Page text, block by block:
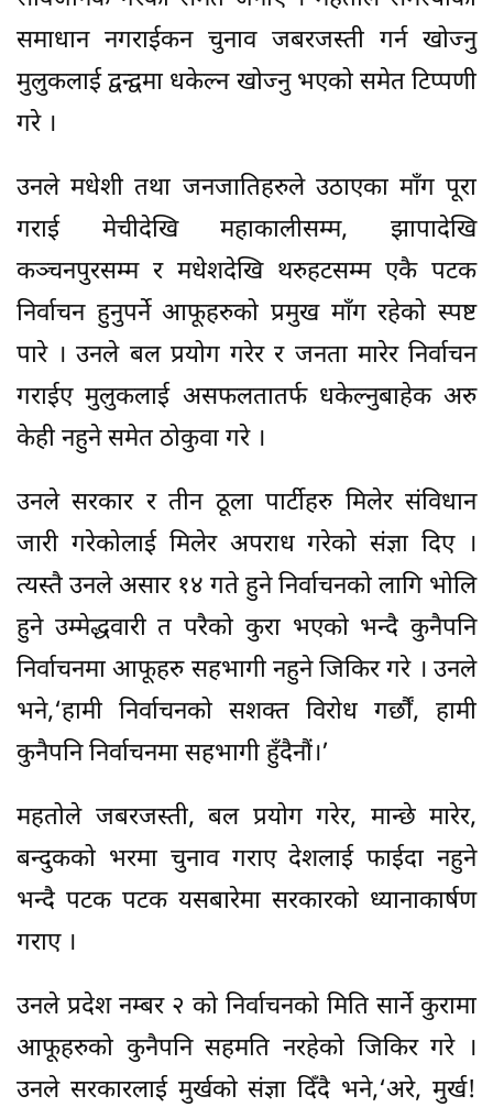
समाधान नगराईकन चुनाव जबरजस्ती गर्न खोज्नु
मुलुकलाई द्वन्द्वमा धकेल्न खोज्नु भएको समेत टिप्पणी
गरे ।
उनले मधेशी तथा जनजातिहरुले उठाएका माँग पूरा
गराई मेचीदेखि महाकालीसम्म, झापादेखि
कञ्चनपुरसम्म र मधेशदेखि थरुहटसम्म एकै पटक
निर्वाचन हुनुपर्ने आफूहरुको प्रमुख माँग रहेको स्पष्ट
पारे । उनले बल प्रयोग गरेर र जनता मारेर निर्वाचन
गराईए मुलुकलाई असफलतातर्फ धकेल्नुबाहेक अरु
केही नहुने समेत ठोकुवा गरे ।
उनले सरकार र तीन ठूला पार्टीहरु मिलेर संविधान
जारी गरेकोलाई मिलेर अपराध गरेको संज्ञा दिए ।
त्यस्तै उनले असार १४ गते हुने निर्वाचनको लागि भोलि
हुने उम्मेद्धवारी त परैको कुरा भएको भन्दै कुनैपनि
निर्वाचनमा आफूहरु सहभागी नहुने जिकिर गरे । उनले
भने,‘हामी निर्वाचनको सशक्त विरोध गर्छौं, हामी
कुनैपनि निर्वाचनमा सहभागी हुँदैनौं।’
महतोले जबरजस्ती, बल प्रयोग गरेर, मान्छे मारेर,
बन्दुकको भरमा चुनाव गराए देशलाई फाईदा नहुने
भन्दै पटक पटक यसबारेमा सरकारको ध्यानाकार्षण
गराए ।
उनले प्रदेश नम्बर २ को निर्वाचनको मिति सार्ने कुरामा
आफूहरुको कुनैपनि सहमति नरहेको जिकिर गरे ।
उनले सरकारलाई मुर्खको संज्ञा दिँदै भने,‘अरे, मुर्ख!